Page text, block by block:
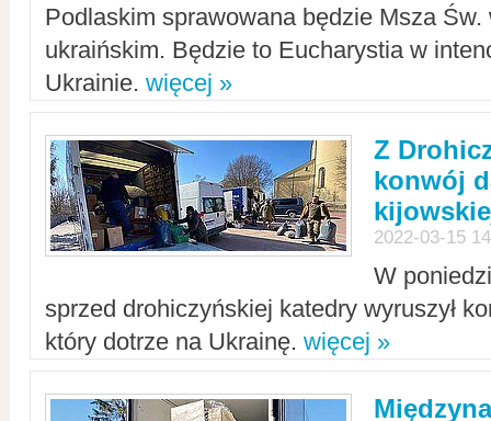
Podlaskim sprawowana będzie Msza Św.
ukraińskim. Będzie to Eucharystia w
Ukrainie. więcej »
Z
konwój
2022-03-15
W
sprzed drohiczyńskiej katedry wyruszył
który dotrze na Ukrainę. więcej »